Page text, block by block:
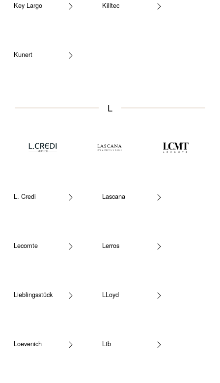
Key Largo Killtec
Kunert
L
L. Credi Lascana
Lecomte Lerros
Lieblingsstück LLoyd
Loevenich Ltb